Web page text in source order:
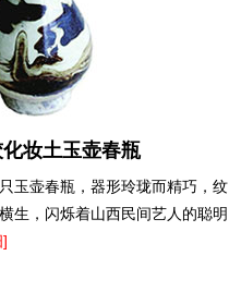
妆土玉壶春瓶
玉壶春瓶，器形玲珑而精巧，纹
生，闪烁着山西民间艺人的聪明
]